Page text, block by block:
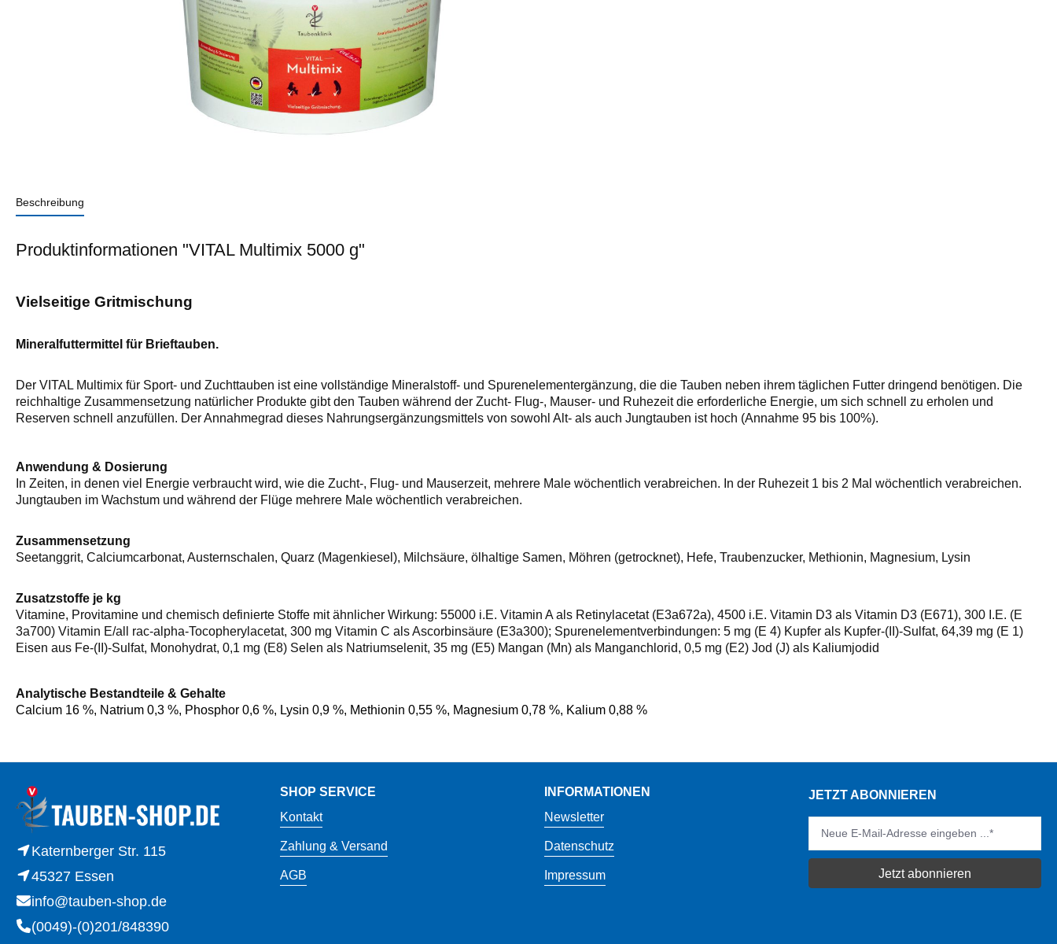
Beschreibung
Produktinformationen "VITAL Multimix 5000 g"
Vielseitige Gritmischung
Mineralfuttermittel für Brieftauben.
Der VITAL Multimix für Sport- und Zuchttauben ist eine vollständige Mineralstoff- und Spurenelementergänzung, die die Tauben neben ihrem täglichen Futter dringend benötigen. Die
reichhaltige Zusammensetzung natürlicher Produkte gibt den Tauben während der Zucht- Flug-, Mauser- und Ruhezeit die erforderliche Energie, um sich schnell zu erholen und
Reserven schnell anzufüllen. Der Annahmegrad dieses Nahrungsergänzungsmittels von sowohl Alt- als auch Jungtauben ist hoch (Annahme 95 bis 100%).
Anwendung & Dosierung
In Zeiten, in denen viel Energie verbraucht wird, wie die Zucht-, Flug- und Mauserzeit, mehrere Male wöchentlich verabreichen. In der Ruhezeit 1 bis 2 Mal wöchentlich verabreichen.
Jungtauben im Wachstum und während der Flüge mehrere Male wöchentlich verabreichen.
Zusammensetzung
Seetanggrit, Calciumcarbonat, Austernschalen, Quarz (Magenkiesel), Milchsäure, ölhaltige Samen, Möhren (getrocknet), Hefe, Traubenzucker, Methionin, Magnesium, Lysin
Zusatzstoffe je kg
Vitamine, Provitamine und chemisch definierte Stoffe mit ähnlicher Wirkung: 55000 i.E. Vitamin A als Retinylacetat (E3a672a), 4500 i.E. Vitamin D3 als Vitamin D3 (E671), 300 I.E. (E
3a700) Vitamin E/all rac-alpha-Tocopherylacetat, 300 mg Vitamin C als Ascorbinsäure (E3a300); Spurenelementverbindungen: 5 mg (E 4) Kupfer als Kupfer-(II)-Sulfat, 64,39 mg (E 1)
Eisen aus Fe-(II)-Sulfat, Monohydrat, 0,1 mg (E8) Selen als Natriumselenit, 35 mg (E5) Mangan (Mn) als Manganchlorid, 0,5 mg (E2) Jod (J) als Kaliumjodid
Analytische Bestandteile & Gehalte
Calcium 16 %, Natrium 0,3 %, Phosphor 0,6 %, Lysin 0,9 %, Methionin 0,55 %, Magnesium 0,78 %, Kalium 0,88 %
Katernberger Str. 115
45327 Essen
info@tauben-shop.de
(0049)-(0)201/848390
SHOP SERVICE
Kontakt
Zahlung & Versand
AGB
INFORMATIONEN
Newsletter
Datenschutz
Impressum
JETZT ABONNIEREN
Jetzt abonnieren